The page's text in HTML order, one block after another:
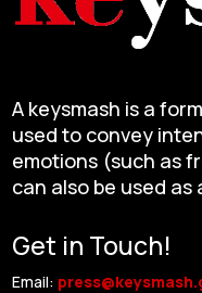
A keysmash is a
used to convey
emotions (such as
can also be used
Get in Touch!
Email: